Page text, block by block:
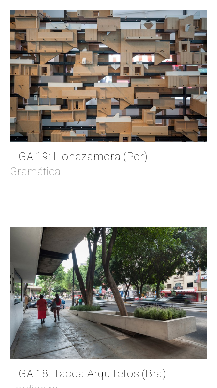
LIGA 19: Llonazamora (Per)
Gramática
LIGA 18: Tacoa Arquitetos (Bra)